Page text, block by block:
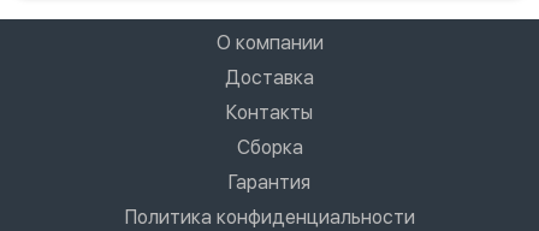
О компании
Доставка
Контакты
Сборка
Гарантия
Политика конфиденциальности